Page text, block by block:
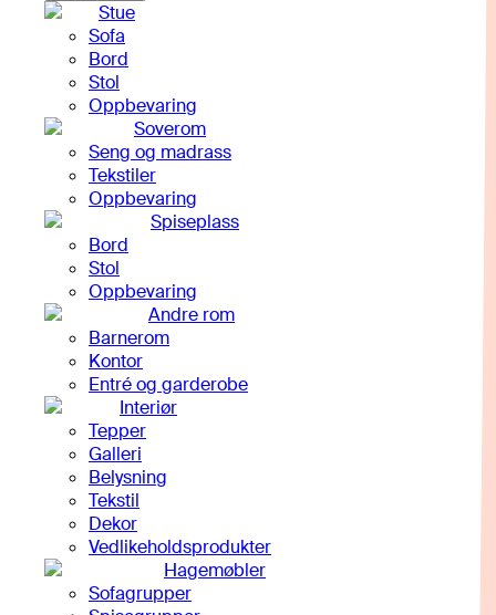
Stue
Sofa
Bord
Stol
Oppbevaring
Soverom
Seng og madrass
Tekstiler
Oppbevaring
Spiseplass
Bord
Stol
Oppbevaring
Andre rom
Barnerom
Kontor
Entré og garderobe
Interiør
Tepper
Galleri
Belysning
Tekstil
Dekor
Vedlikeholdsprodukter
Hagemøbler
Sofagrupper